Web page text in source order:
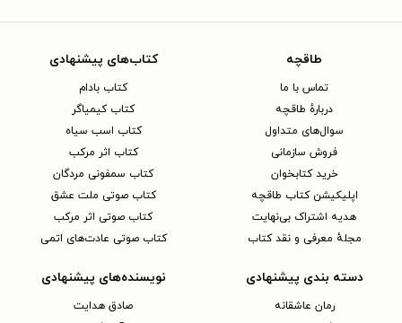
طاقچه
تماس با ما
دربارهٔ طاقچه
سوال‌های متداول
فروش سازمانی
خرید کتابخوان
اپلیکیشن کتاب طاقچه
هدیه اشتراک بی‌نهایت
مجلهٔ معرفی و نقد کتاب
کتاب‌های پیشنهادی
کتاب بادام
کتاب کیمیاگر
کتاب اسب سیاه
کتاب اثر مرکب
کتاب سمفونی مردگان
کتاب صوتی ملت عشق
کتاب صوتی اثر مرکب
کتاب صوتی عادت‌های اتمی
دسته بندی پیشنهادی
رمان عاشقانه
نویسنده‌های پیشنهادی
صادق هدایت